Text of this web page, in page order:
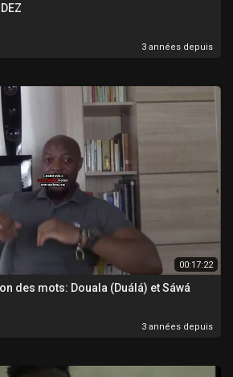
3 années depuis
00:17:22
des mots: Douala (Duálá) et Sáwá
3 années depuis